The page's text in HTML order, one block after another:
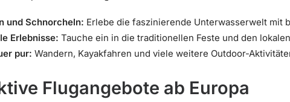
und Schnorcheln: Erlebe die faszinierende Unterwasserwelt mit
Erlebnisse: Tauche ein in die traditionellen Feste und den
pur: Wandern, Kayakfahren und viele weitere Outdoor-
Flugangebote ab Europa